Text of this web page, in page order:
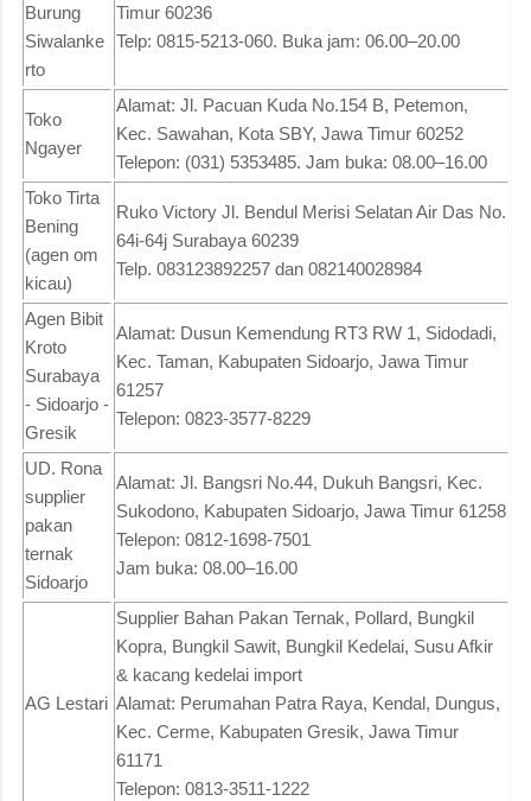
Burung
Siwalanke
rto
Timur 60236
Telp: 0815-5213-060. Buka jam: 06.00–20.00
Toko
Ngayer
Alamat: Jl. Pacuan Kuda No.154 B, Petemon,
Kec. Sawahan, Kota SBY, Jawa Timur 60252
Telepon: (031) 5353485. Jam buka: 08.00–16.00
Toko Tirta
Bening
(agen om
kicau)
Ruko Victory Jl. Bendul Merisi Selatan Air Das No.
64i-64j Surabaya 60239
Telp. 083123892257 dan 082140028984
Agen Bibit
Kroto
Surabaya
- Sidoarjo -
Gresik
Alamat: Dusun Kemendung RT3 RW 1, Sidodadi,
Kec. Taman, Kabupaten Sidoarjo, Jawa Timur
61257
Telepon: 0823-3577-8229
UD. Rona
supplier
pakan
ternak
Sidoarjo
Alamat: Jl. Bangsri No.44, Dukuh Bangsri, Kec.
Sukodono, Kabupaten Sidoarjo, Jawa Timur 61258
Telepon: 0812-1698-7501
Jam buka: 08.00–16.00
AG Lestari
Supplier Bahan Pakan Ternak, Pollard, Bungkil
Kopra, Bungkil Sawit, Bungkil Kedelai, Susu Afkir
& kacang kedelai import
Alamat: Perumahan Patra Raya, Kendal, Dungus,
Kec. Cerme, Kabupaten Gresik, Jawa Timur
61171
Telepon: 0813-3511-1222